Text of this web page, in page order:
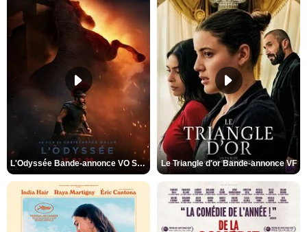
L'Odyssée Bande-annonce VO STFR Le Triangle d'or Bande-annonce VF